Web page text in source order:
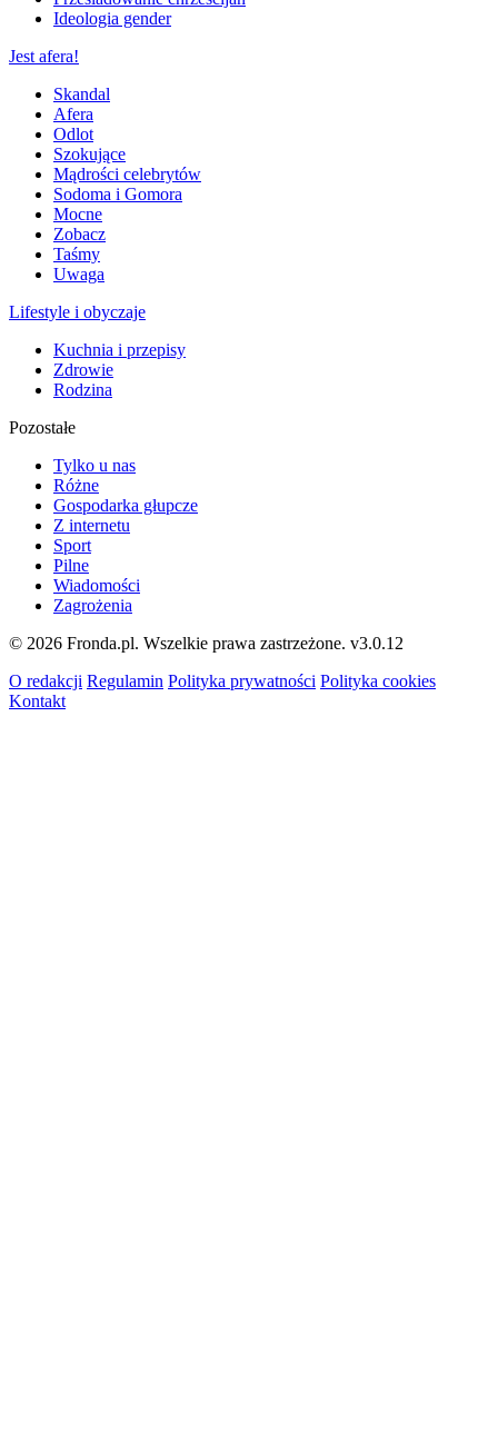
Ideologia gender
Jest afera!
Skandal
Afera
Odlot
Szokujące
Mądrości celebrytów
Sodoma i Gomora
Mocne
Zobacz
Taśmy
Uwaga
Lifestyle i obyczaje
Kuchnia i przepisy
Zdrowie
Rodzina
Pozostałe
Tylko u nas
Różne
Gospodarka głupcze
Z internetu
Sport
Pilne
Wiadomości
Zagrożenia
© 2026 Fronda.pl. Wszelkie prawa zastrzeżone. v3.0.12
O redakcji Regulamin Polityka prywatności Polityka cookies
Kontakt